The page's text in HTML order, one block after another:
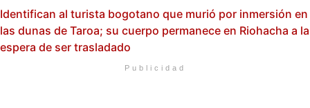
Identifican al turista bogotano que murió por inmersión en
las dunas de Taroa; su cuerpo permanece en Riohacha a la
espera de ser trasladado
Publicidad